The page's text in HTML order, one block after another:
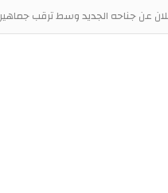
عن جناحه الجديد وسط ترقب